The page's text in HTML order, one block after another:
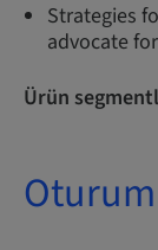
Strategies
advocate
Ürün
Oturum